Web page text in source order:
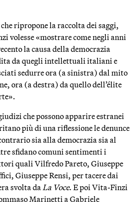
ripropone la raccolta dei saggi,
volesse «mostrare come negli anni
la causa della democrazia
da quegli intellettuali italiani e
sedurre ora (a sinistra) dal mito
ora (a destra) da quello dell’élite
che possono apparire estranei
più di una riflessione le denunce
sia alla democrazia sia al
sfidano comuni sentimenti i
quali Vilfredo Pareto, Giuseppe
Giuseppe Rensi, per tacere dai
svolta daLa Voce. E poi Vita-Finzi
Marinetti a Gabriele